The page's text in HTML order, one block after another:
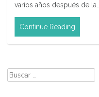
varios años después de la…
Continue Reading
Buscar: